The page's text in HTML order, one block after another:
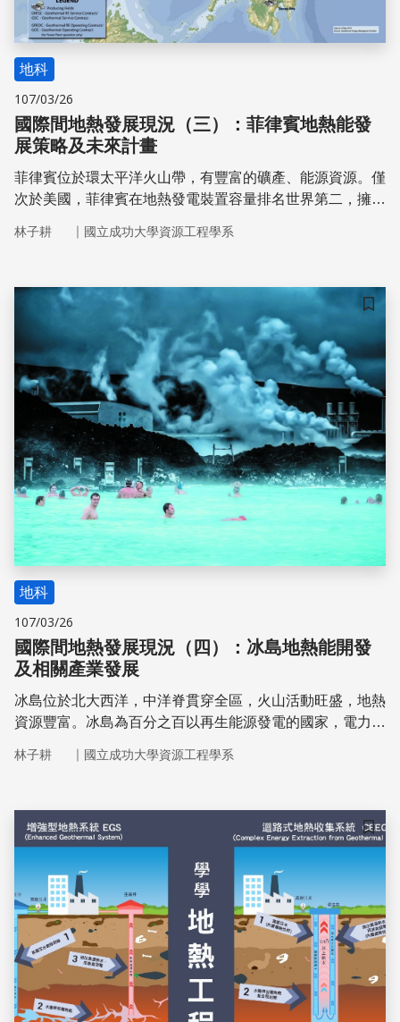
地科
107/03/26
國際間地熱發展現況（三）：菲律賓地熱能發
展策略及未來計畫
菲律賓位於環太平洋火山帶，有豐富的礦產、能源資源。僅
次於美國，菲律賓在地熱發電裝置容量排名世界第二，擁有
發電佔全國總發電量約14%，年發電量約100億度，相當於
電已經可以取代我國的一座核能發電廠的發電量。菲律賓境
內有二十三座火山持續活動中，如此旺盛的內營力活動所帶
來的能量也是巨大的，若能攻克開採技術限制，地熱能的應
用將會成為帶動菲律賓產業發的重要能源基礎。
林子耕 ｜ 國立成功大學資源工程學系
儲存
地科
107/03/26
國際間地熱發展現況（四）：冰島地熱能開發
及相關產業發展
冰島位於北大西洋，中洋脊貫穿全區，火山活動旺盛，地熱
資源豐富。冰島為百分之百以再生能源發電的國家，電力供
26.6%，地熱發電除了提供冰島連價且穩定的電力，更是與
展。2016年冰島開始IDDP-2的深層地熱鑽井計畫，希望在
深層地層中(深度超過三公里以上)找到高溫熱源，使水能夠
達到超臨界態(超過攝氏374度)，用以發電來提高發電量、
降低發電成本。地熱資源的發展提供冰島穩定且廉價的電
力，也帶動冰島資訊產業發展，在未來冰島也將成為再生能
源輸出大國。
林子耕 ｜ 國立成功大學資源工程學系
儲存